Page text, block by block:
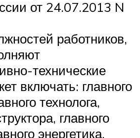
от 24.07.2013 N
работников,
технические
включать: главного
технолога,
главного
энергетика,